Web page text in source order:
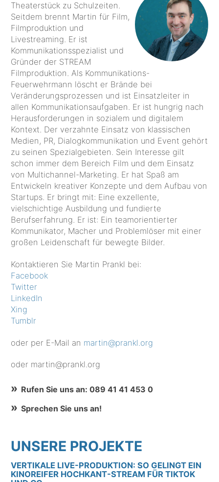
Theaterstück zu Schulzeiten.
Seitdem brennt Martin für Film,
Filmproduktion und
Livestreaming. Er ist
Kommunikationsspezialist und
Gründer der STREAM
Filmproduktion. Als Kommunikations-
Feuerwehrmann löscht er Brände bei
Veränderungsprozessen und ist Einsatzleiter in
allen Kommunikationsaufgaben. Er ist hungrig nach
Herausforderungen in sozialem und digitalem
Kontext. Der verzahnte Einsatz von klassischen
Medien, PR, Dialogkommunikation und Event gehört
zu seinen Spezialgebieten. Sein Interesse gilt
schon immer dem Bereich Film und dem Einsatz
von Multichannel-Marketing. Er hat Spaß am
Entwickeln kreativer Konzepte und dem Aufbau von
Startups. Er bringt mit: Eine exzellente,
vielschichtige Ausbildung und fundierte
Berufserfahrung. Er ist: Ein teamorientierter
Kommunikator, Macher und Problemlöser mit einer
großen Leidenschaft für bewegte Bilder.
Kontaktieren Sie Martin Prankl bei:
Facebook
Twitter
LinkedIn
Xing
Tumblr
oder per E-Mail an martin@prankl.org
oder martin@prankl.org
Rufen Sie uns an: 089 41 41 453 0
Sprechen Sie uns an!
UNSERE PROJEKTE
VERTIKALE LIVE-PRODUKTION: SO GELINGT EIN
KINOREIFER HOCHKANT-STREAM FÜR TIKTOK